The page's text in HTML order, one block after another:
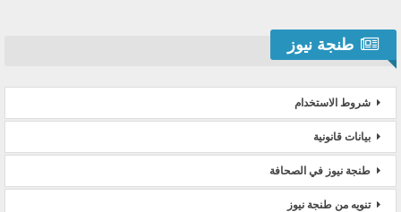
طنجة نيوز
شروط الاستخدام
بيانات قانونية
طنجة نيوز في الصحافة
تنويه من طنجة نيوز